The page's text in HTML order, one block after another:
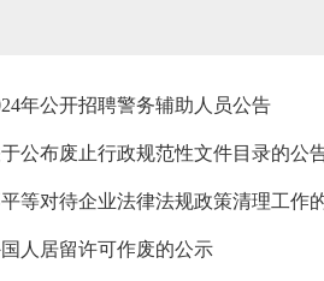
年公开招聘警务辅助人员公告
公布废止行政规范性文件目录的公
等对待企业法律法规政策清理工作
人居留许可作废的公示